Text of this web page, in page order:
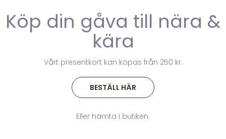
Köp din gåva till nära &
kära
Vårt presentkort kan köpas från 250 kr.
BESTÄLL HÄR
Eller hämta i butiken.